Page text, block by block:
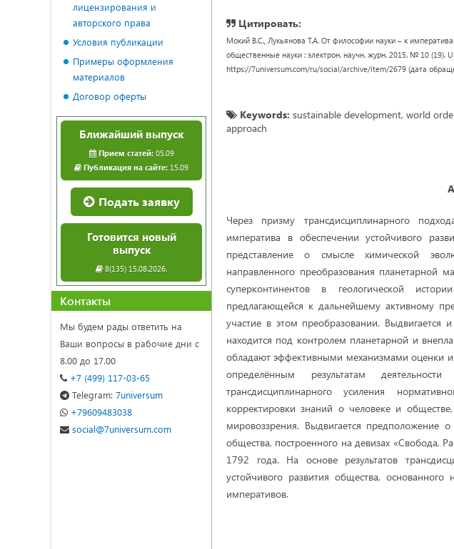
Цитировать:
Мокий В.С., Лукьянова Т.А. От философии науки – к
общественные науки : электрон. научн. журн. 2015. № 10 (19).
https://7universum.com/ru/social/archive/item/2679 (дата
Keywords: sustainable development, world
approach
Через призму трансдисциплинарного
императива в обеспечении устойчивого
представление о смысле химической
направленного преобразования планетарной
суперконтинентов в геологической
предлагающейся к дальнейшему активному
участие в этом преобразовании. Выдвигается
находится под контролем планетарной и
обладают эффективными механизмами оценки
определённым результатам
трансдисциплинарного усиления
корректировки знаний о человеке и
мировоззрения. Выдвигается предположение
общества, построенного на девизах «Свобода,
1792 года. На основе результатов
устойчивого развития общества, основанного
императивов.
лицензирования и
авторского права
Условия публикации
Примеры оформления
материалов
Договор оферты
Ближайший выпуск
Прием статей:05.09
Публикация на сайте: 15.09
Подать заявку
Готовится новый
выпуск
8(135) 15.08.2026.
Контакты
Мы будем рады ответить на
Ваши вопросы в рабочие дни с
8.00 до 17.00
+7 (499) 117-03-65
Telegram: 7universum
+79609483038
social@7universum.com